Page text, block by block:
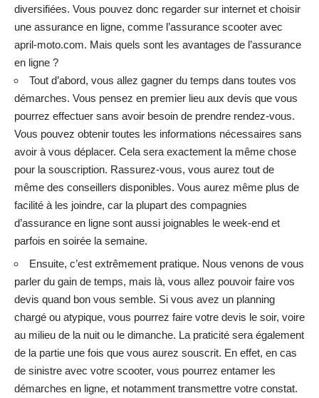
diversifiées. Vous pouvez donc regarder sur internet et choisir
une assurance en ligne, comme l’assurance scooter avec
april-moto.com. Mais quels sont les avantages de l’assurance
en ligne ?
Tout d’abord, vous allez gagner du temps dans toutes vos
démarches. Vous pensez en premier lieu aux devis que vous
pourrez effectuer sans avoir besoin de prendre rendez-vous.
Vous pouvez obtenir toutes les informations nécessaires sans
avoir à vous déplacer. Cela sera exactement la même chose
pour la souscription. Rassurez-vous, vous aurez tout de
même des conseillers disponibles. Vous aurez même plus de
facilité à les joindre, car la plupart des compagnies
d’assurance en ligne sont aussi joignables le week-end et
parfois en soirée la semaine.
Ensuite, c’est extrêmement pratique. Nous venons de vous
parler du gain de temps, mais là, vous allez pouvoir faire vos
devis quand bon vous semble. Si vous avez un planning
chargé ou atypique, vous pourrez faire votre devis le soir, voire
au milieu de la nuit ou le dimanche. La praticité sera également
de la partie une fois que vous aurez souscrit. En effet, en cas
de sinistre avec votre scooter, vous pourrez entamer les
démarches en ligne, et notamment transmettre votre constat.